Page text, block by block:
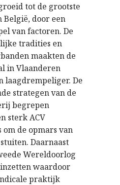
tot de grootste
door een
van factoren. De
tradities en
maakten de
in Vlaanderen
laagdrempeliger. De
strategen van de
begrepen
sterk ACV
de opmars van
Daarnaast
Wereldoorlog
waardoor
praktijk